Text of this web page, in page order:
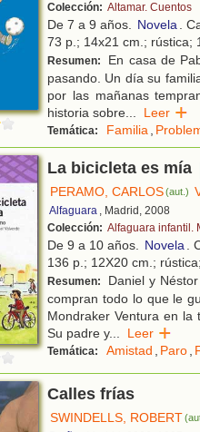
Colección: Altamar. Cuentos
De 7 a 9 años. Novela.
73 p.; 14x21 cm.; rústica;
Resumen:
En casa de
pasando. Un día su
por las mañanas
historia sobre... Leer
Temática: Familia,
La bicicleta es mía
PERAMO, CARLOS(aut.)
Alfaguara , Madrid, 2008
Colección: Alfaguara infantil.
De 9 a 10 años. Novela.
136 p.; 12X20 cm.;
Resumen:
Daniel y
compran todo lo que le
Mondraker Ventura en la
Su padre y... Leer
Temática: Amistad , Paro,
Calles frías
SWINDELLS, ROBERT